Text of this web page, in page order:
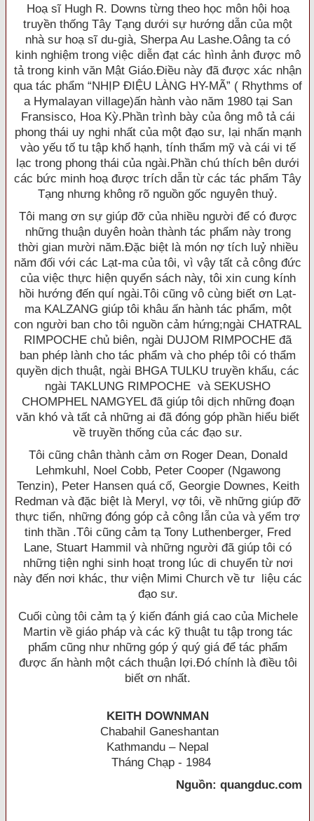
Hoạ sĩ Hugh R. Downs từng theo học môn hội hoạ
truyền thống Tây Tạng dưới sự hướng dẫn của một
nhà sư hoạ sĩ du-già, Sherpa Au Lashe.Oâng ta có
kinh nghiệm trong việc diễn đạt các hình ảnh được mô
tả trong kinh văn Mật Giáo.Ðiều này đã được xác nhận
qua tác phẩm “NHỊP ÐIỆU LÀNG HY-MÃ” ( Rhythms of
a Hymalayan village)ấn hành vào năm 1980 tại San
Fransisco, Hoa Kỳ.Phần trình bày của ông mô tả cái
phong thái uy nghi nhất của một đạo sư, lại nhấn mạnh
vào yếu tố tu tập khổ hạnh, tính thẩm mỹ và cái vi tế
lạc trong phong thái của ngài.Phần chú thích bên dưới
các bức minh hoạ được trích dẫn từ các tác phẩm Tây
Tạng nhưng không rõ nguồn gốc nguyên thuỷ.
Tôi mang ơn sự giúp đỡ của nhiều người để có được
những thuận duyên hoàn thành tác phẩm này trong
thời gian mười năm.Ðặc biệt là món nợ tích luỷ nhiều
năm đối với các Lạt-ma của tôi, vì vậy tất cả công đức
của việc thực hiện quyển sách này, tôi xin cung kính
hồi hướng đến quí ngài.Tôi cũng vô cùng biết ơn Lạt-
ma KALZANG giúp tôi khâu ấn hành tác phẩm, một
con người ban cho tôi nguồn cảm hứng;ngài CHATRAL
RIMPOCHE chủ biên, ngài DUJOM RIMPOCHE đã
ban phép lành cho tác phẩm và cho phép tôi có thẩm
quyền dịch thuật, ngài BHGA TULKU truyền khẩu, các
ngài TAKLUNG RIMPOCHE và SEKUSHO
CHOMPHEL NAMGYEL đã giúp tôi dịch những đoạn
văn khó và tất cả những ai đã đóng góp phần hiểu biết
về truyền thống của các đạo sư.
Tôi cũng chân thành cảm ơn Roger Dean, Donald
Lehmkuhl, Noel Cobb, Peter Cooper (Ngawong
Tenzin), Peter Hansen quá cố, Georgie Downes, Keith
Redman và đặc biệt là Meryl, vợ tôi, về những giúp đỡ
thực tiển, những đóng góp cả công lẫn của và yểm trợ
tinh thần .Tôi cũng cảm tạ Tony Luthenberger, Fred
Lane, Stuart Hammil và những người đã giúp tôi có
những tiện nghi sinh hoạt trong lúc di chuyển từ nơi
này đến nơi khác, thư viện Mimi Church về tư liệu các
đạo sư.
Cuối cùng tôi cảm tạ ý kiến đánh giá cao của Michele
Martin về giáo pháp và các kỹ thuật tu tập trong tác
phẩm cũng như những góp ý quý giá để tác phẩm
được ấn hành một cách thuận lợi.Ðó chính là điều tôi
biết ơn nhất.
KEITH DOWNMAN
Chabahil Ganeshantan
Kathmandu – Nepal
Tháng Chạp - 1984
Nguồn: quangduc.com